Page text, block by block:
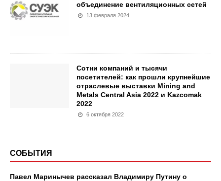
объединение вентиляционных сетей
13 февраля 2024
Сотни компаний и тысячи
посетителей: как прошли крупнейшие
отраслевые выставки Mining and
Metals Central Asia 2022 и Kazcomak
2022
6 октября 2022
СОБЫТИЯ
Павел Маринычев рассказал Владимиру Путину о